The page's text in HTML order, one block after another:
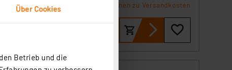
Über Cookies
Betrieb und die
Informationen zu Versandkosten